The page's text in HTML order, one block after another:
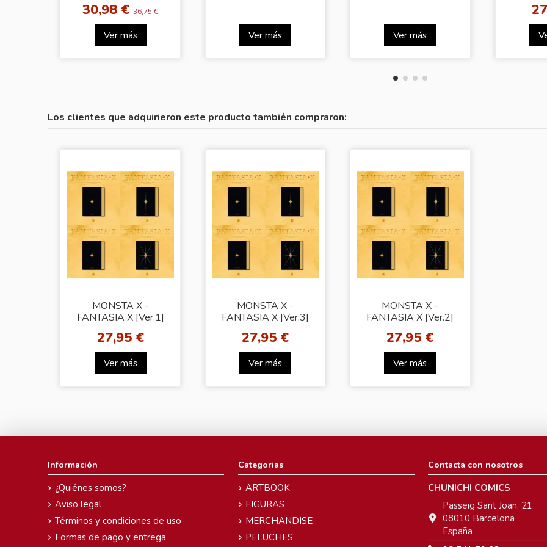
30,98 €36,75 €
Ver más Ver más Ver más
Los clientes que adquirieron este producto también compraron:
MONSTA X -
FANTASIA X [Ver.1]
27,95 €
Ver más
MONSTA X -
FANTASIA X [Ver.3]
27,95 €
Ver más
MONSTA X -
FANTASIA X [Ver.2]
27,95 €
Ver más
Información
¿Quiénes somos?
Aviso legal
Términos y condiciones de uso
Formas de pago y entrega
Categorias
ARTBOOK
FIGURAS
MERCHANDISE
PELUCHES
Contacta con nosotros
CHUNICHI COMICS
Passeig Sant Joan, 21
08010 Barcelona
España